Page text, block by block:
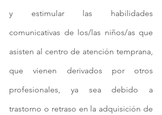
y estimular las habilidades
comunicativas de los/las niños/as que
asisten al centro de atención temprana,
que vienen derivados por otros
profesionales, ya sea debido a
trastorno o retraso en la adquisición de